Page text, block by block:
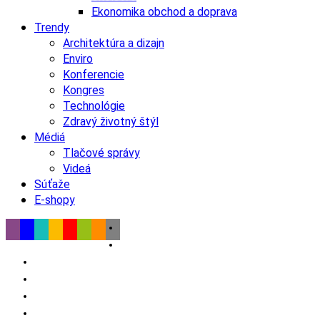
Ekonomika obchod a doprava
Trendy
Architektúra a dizajn
Enviro
Konferencie
Kongres
Technológie
Zdravý životný štýl
Médiá
Tlačové správy
Videá
Súťaže
E-shopy